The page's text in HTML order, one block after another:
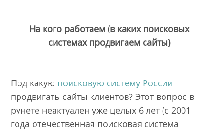
На кого работаем (в каких поисковых
системах продвигаем сайты)
Под какую поисковую систему России
продвигать сайты клиентов? Этот вопрос в
рунете неактуален уже целых 6 лет (с 2001
года отечественная поисковая система